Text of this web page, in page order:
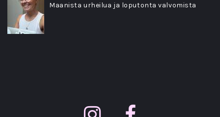
Maanista urheilua ja loputonta valvomista